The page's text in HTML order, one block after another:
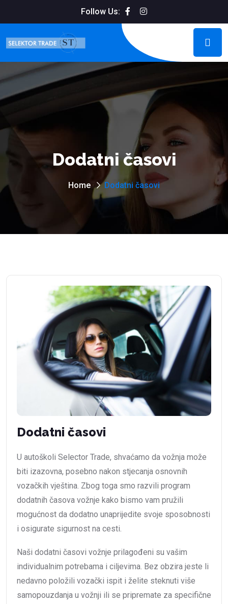
Follow Us:
Dodatni časovi
Home Dodatni časovi
Dodatni časovi
U autoškoli Selector Trade, shvaćamo da vožnja može
biti izazovna, posebno nakon stjecanja osnovnih
vozačkih vještina. Zbog toga smo razvili program
dodatnih časova vožnje kako bismo vam pružili
mogućnost da dodatno unaprijedite svoje sposobnosti
i osigurate sigurnost na cesti.
Naši dodatni časovi vožnje prilagođeni su vašim
individualnim potrebama i ciljevima. Bez obzira jeste li
nedavno položili vozački ispit i želite steknuti više
samopouzdanja u vožnji ili se pripremate za specifične